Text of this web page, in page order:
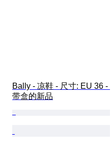
Bally - 凉鞋 - 尺寸: EU 36 -
带盒的新品